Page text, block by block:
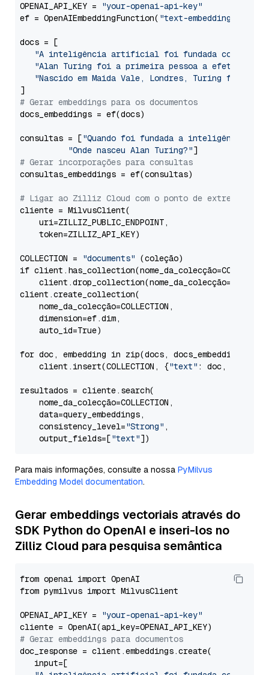
OPENAI_API_KEY =
"your-openai-api-key"
ef = OpenAIEmbeddingFunction( "text-embedding-3-
docs = [
"A inteligência artificial foi fundada como
"Alan Turing foi a primeira pessoa a efetuar
"Nascido em Maida Vale, Londres, Turing foi
# Gerar embeddings para os documentos
docs_embeddings = ef(docs)
consultas = ["Quando foi fundada a inteligência
"Onde nasceu Alan Turing?"
# Gerar incorporações para consultas
consultas_embeddings = ef(consultas)
# Ligar ao Zilliz Cloud com o ponto de extremidade
cliente = MilvusClient(
    uri=ZILLIZ_PUBLIC_ENDPOINT,
    token=ZILLIZ_API_KEY)
COLLECTION = "documents" (coleção)
if
client.create_collection(
    nome_da_colecção=COLLECTION,
    dimension=ef.dim,
    auto_id=True)
for doc, embedding in zip(docs, docs_embeddings):
    client.insert(COLLECTION, {
"text" : doc,
resultados = cliente.search(
    nome_da_colecção=COLLECTION,
    data=query_embeddings,
    consistency_level=
"Strong" ,
    output_fields=[
"text"
Para mais informações, consulte a nossa PyMilvus
Embedding Model documentation.
Gerar embeddings vectoriais através do
SDK Python do OpenAI e inseri-los no
Zilliz Cloud para pesquisa semântica
from openai import OpenAI
from pymilvus import MilvusClient
OPENAI_API_KEY =
"your-openai-api-key"
# Gerar embeddings para documentos
doc_response = client.embeddings.create(
   input=[